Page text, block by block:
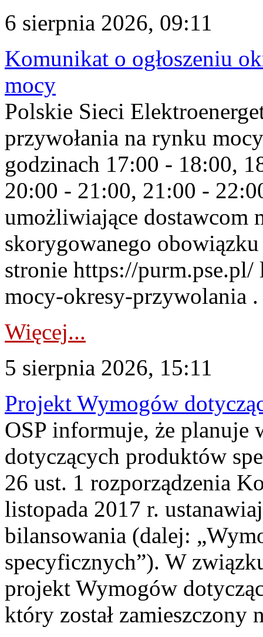
6 sierpnia 2026, 09:11
Komunikat o ogłoszeniu
mocy
Polskie Sieci
przywołania na rynku
godzinach 17:00 - 18:00,
20:00 - 21:00, 21:00 -
umożliwiające dostawcom
skorygowanego
stronie https://
mocy-okresy-przywolania
Więcej...
5 sierpnia 2026, 15:11
Projekt Wymogów
OSP informuje, że planuje
dotyczących produktów
26 ust. 1 rozporządzenia
listopada 2017 r.
bilansowania (dalej:
specyficznych”). W
projekt Wymogów
który został zamieszczony